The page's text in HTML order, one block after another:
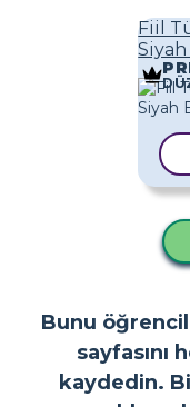
Fiil
Bunu
sayfasını
kaydedin.